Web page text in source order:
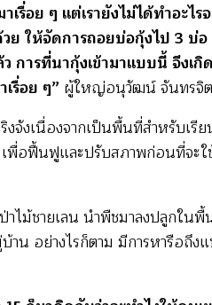
ง
อย ๆ แต่เรายังไม่ได้ทำอะไ
ให้จัดการถอยบ่อกุ้งไป 3
ารที่นากุ้งเข้ามาแบบนี้ จึง
รื่อย ๆ” ผู้ใหญ่อนุวัฒน์ จันทรจิต
จังเนื่องจากเป็นพื้นที่สำหรับเ
นฟูและปรับสภาพก่อนที่จะใ
ม้ชายเลน นำพืชมาลงปลูกใ
อย่างไรก็ตาม มีการหารือถึง